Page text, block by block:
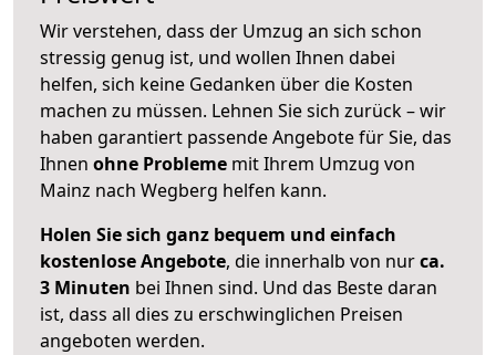
Wir verstehen, dass der Umzug an sich schon
stressig genug ist, und wollen Ihnen dabei
helfen, sich keine Gedanken über die Kosten
machen zu müssen. Lehnen Sie sich zurück – wir
haben garantiert passende Angebote für Sie, das
Ihnen ohne Probleme mit Ihrem Umzug von
Mainz nach Wegberg helfen kann.
Holen Sie sich ganz bequem und einfach
kostenlose Angebote, die innerhalb von nurca.
3 Minuten bei Ihnen sind. Und das Beste daran
ist, dass all dies zu erschwinglichen Preisen
angeboten werden.